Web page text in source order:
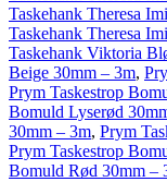
Taskehank Theresa
Taskehank Theresa
Taskehank Viktoria
Beige 30mm – 3m,
Prym Taskestrop
Bomuld Lyserød
30mm – 3m, Prym
Prym Taskestrop
Bomuld Rød 30mm –